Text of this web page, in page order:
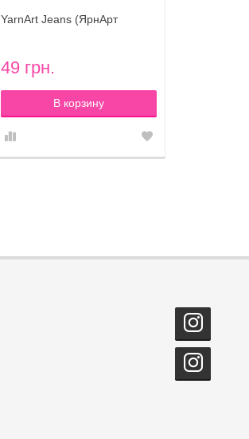
YarnArt Jeans (ЯрнАрт
49 грн.
В корзину